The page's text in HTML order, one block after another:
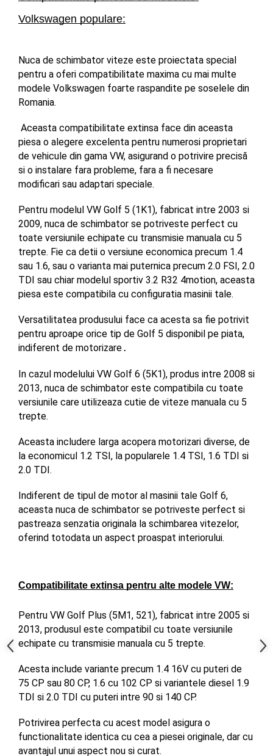
Volkswagen populare:
Nuca de schimbator viteze este proiectata special
pentru a oferi compatibilitate maxima cu mai multe
modele Volkswagen foarte raspandite pe soselele din
Romania.
Aceasta compatibilitate extinsa face din aceasta
piesa o alegere excelenta pentru numerosi proprietari
de vehicule din gama VW, asigurand o potrivire precisă
si o instalare fara probleme, fara a fi necesare
modificari sau adaptari speciale.
Pentru modelul VW Golf 5 (1K1), fabricat intre 2003 si
2009, nuca de schimbator se potriveste perfect cu
toate versiunile echipate cu transmisie manuala cu 5
trepte. Fie ca detii o versiune economica precum 1.4
sau 1.6, sau o varianta mai puternica precum 2.0 FSI, 2.0
TDI sau chiar modelul sportiv 3.2 R32 4motion, aceasta
piesa este compatibila cu configuratia masinii tale.
Versatilitatea produsului face ca acesta sa fie potrivit
pentru aproape orice tip de Golf 5 disponibil pe piata,
indiferent de motorizare.
In cazul modelului VW Golf 6 (5K1), produs intre 2008 si
2013, nuca de schimbator este compatibila cu toate
versiunile care utilizeaza cutie de viteze manuala cu 5
trepte.
Aceasta includere larga acopera motorizari diverse, de
la economicul 1.2 TSI, la popularele 1.4 TSI, 1.6 TDI si
2.0 TDI.
Indiferent de tipul de motor al masinii tale Golf 6,
aceasta nuca de schimbator se potriveste perfect si
pastreaza senzatia originala la schimbarea vitezelor,
oferind totodata un aspect proaspat interiorului.
Compatibilitate extinsa pentru alte modele VW:
Pentru VW Golf Plus (5M1, 521), fabricat intre 2005 si
2013, produsul este compatibil cu toate versiunile
echipate cu transmisie manuala cu 5 trepte.
Acesta include variante precum 1.4 16V cu puteri de
75 CP sau 80 CP, 1.6 cu 102 CP si variantele diesel 1.9
TDI si 2.0 TDI cu puteri intre 90 si 140 CP.
Potrivirea perfecta cu acest model asigura o
functionalitate identica cu cea a piesei originale, dar cu
avantajul unui aspect nou si curat.